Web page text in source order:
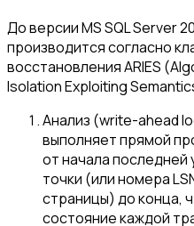
До версии MS SQL Server
производится согласно
восстановления ARIES
Isolation Exploiting
Анализ (write-ahead
выполняет прямой
от начала
точки (или номера
страницы) до конца,
состояние каждой